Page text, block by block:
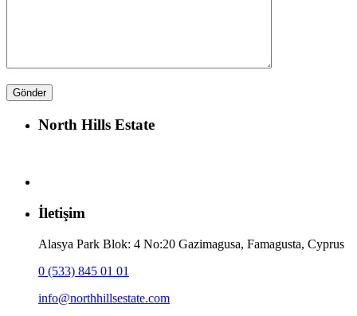
North Hills Estate
İletişim
Alasya Park Blok: 4 No:20 Gazimagusa, Famagusta, Cyprus
0 (533) 845 01 01
info@northhillsestate.com